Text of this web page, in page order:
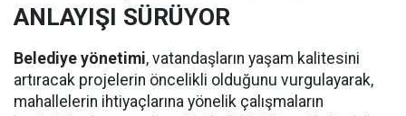
ANLAYIŞI SÜRÜYOR
Belediye yönetimi, vatandaşların yaşam kalitesini
artıracak projelerin öncelikli olduğunu vurgulayarak,
mahallelerin ihtiyaçlarına yönelik çalışmaların